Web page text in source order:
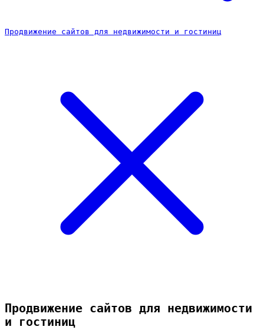
Продвижение сайтов для недвижимости и гостиниц
Продвижение сайтов для недвижимости
и гостиниц